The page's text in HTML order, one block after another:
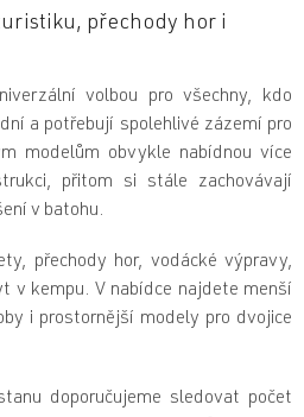
l
c
í
p
r
v
k
v
ý
p
i
přechody hor i
volbou pro všechny, kdo
a potřebují spolehlivé zázemí pro
modelům obvykle nabídnou více
přitom si stále zachovávají
v batohu.
přechody hor, vodácké výpravy,
v kempu. V nabídce najdete menší
i prostornější modely pro dvojice
doporučujeme sledovat počet